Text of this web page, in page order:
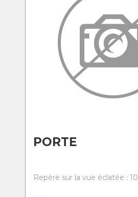
PORTE
Repère sur la vue éclatée : 10